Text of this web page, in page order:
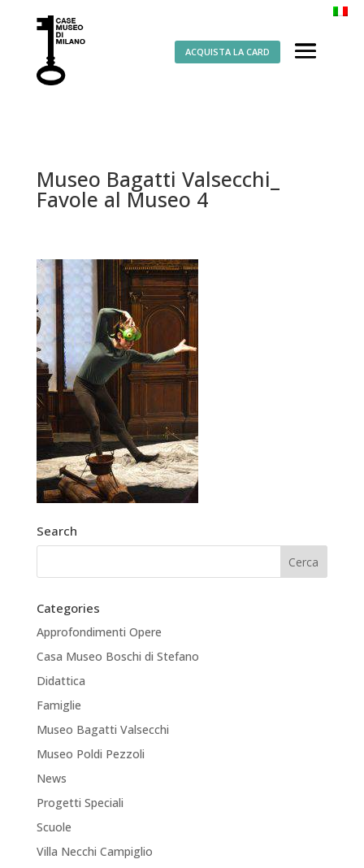
ACQUISTA LA CARD
Museo Bagatti Valsecchi_
Favole al Museo 4
Search
Categories
Approfondimenti Opere
Casa Museo Boschi di Stefano
Didattica
Famiglie
Museo Bagatti Valsecchi
Museo Poldi Pezzoli
News
Progetti Speciali
Scuole
Villa Necchi Campiglio